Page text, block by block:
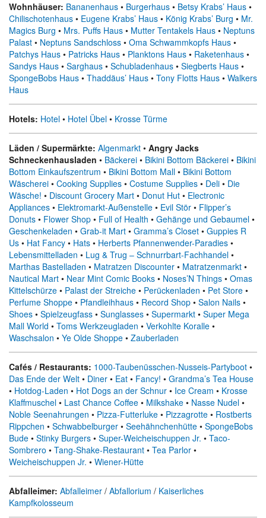
Wohnhäuser: Bananenhaus • Burgerhaus • Betsy Krabs’ Haus •
Chilischotenhaus • Eugene Krabs’ Haus • König Krabs’ Burg • Mr.
Magics Burg • Mrs. Puffs Haus • Mutter Tentakels Haus • Neptuns
Palast • Neptuns Sandschloss • Oma Schwammkopfs Haus •
Patchys Haus • Patricks Haus • Planktons Haus • Raketenhaus •
Sandys Haus • Sarghaus • Schubladenhaus • Siegberts Haus •
SpongeBobs Haus • Thaddäus’ Haus • Tony Flotts Haus • Walkers
Haus
Hotels: Hotel • Hotel Übel • Krosse Türme
Läden / Supermärkte: Algenmarkt • Angry Jacks
Schneckenhausladen • Bäckerei • Bikini Bottom Bäckerei • Bikini
Bottom Einkaufszentrum • Bikini Bottom Mall • Bikini Bottom
Wäscherei • Cooking Supplies • Costume Supplies • Deli • Die
Wäsche! • Discount Grocery Mart • Donut Hut • Electronic
Appliances • Elektromarkt-Außenstelle • Evil Stör • Flipper’s
Donuts • Flower Shop • Full of Health • Gehänge und Gebaumel •
Geschenkeladen • Grab-it Mart • Gramma’s Closet • Guppies R
Us • Hat Fancy • Hats • Herberts Pfannenwender-Paradies •
Lebensmittelladen • Lug & Trug – Schnurrbart-Fachhandel •
Marthas Bastelladen • Matratzen Discounter • Matratzenmarkt •
Nautical Mart • Near Mint Comic Books • Noses’N Things • Omas
Kittelschürze • Palast der Streiche • Perückenladen • Pet Store •
Perfume Shoppe • Pfandleihhaus • Record Shop • Salon Nails •
Shoes • Spielzeugfass • Sunglasses • Supermarkt • Super Mega
Mall World • Toms Werkzeugladen • Verkohlte Koralle •
Waschsalon • Ye Olde Shoppe • Zauberladen
Cafés / Restaurants: 1000-Taubenüsschen-Nusseis-Partyboot •
Das Ende der Welt • Diner • Eat • Fancy! • Grandma’s Tea House
• Hotdog-Laden • Hot Dogs an der Schnur • Ice Cream • Krosse
Klaffmuschel • Last Chance Coffee • Milkshake • Nasse Nudel •
Noble Seenahrungen • Pizza-Futterluke • Pizzagrotte • Rostberts
Rippchen • Schwabbelburger • Seehähnchenhütte • SpongeBobs
Bude • Stinky Burgers • Super-Weicheischuppen Jr. • Taco-
Sombrero • Tang-Shake-Restaurant • Tea Parlor •
Weicheischuppen Jr. • Wiener-Hütte
Abfalleimer: Abfalleimer / Abfallorium / Kaiserliches
Kampfkolosseum